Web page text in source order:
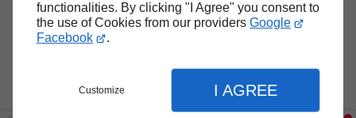
functionalities. By clicking "I Agree" you consent to
the use of Cookies from our providers Google
Facebook
.
Customize I AGREE